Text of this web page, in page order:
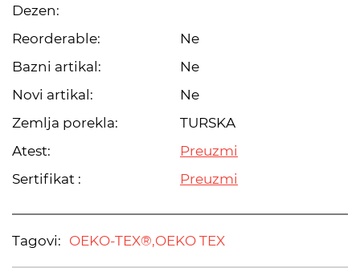
Dezen:
Reorderable:
Ne
Bazni artikal:
Ne
Novi artikal:
Ne
Zemlja porekla:
TURSKA
Atest:
Preuzmi
Sertifikat :
Preuzmi
Tagovi: OEKO-TEX®,OEKO TEX